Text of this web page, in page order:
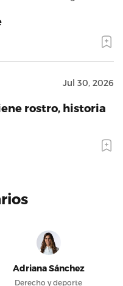
Jul 30, 2026
rostro, historia
Adriana Sánchez
Derecho y deporte